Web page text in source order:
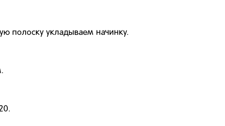
полоску укладываем начинку.